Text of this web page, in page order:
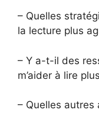
– Quelles
la lecture plus
– Y a-t-il des
m’aider à lire
– Quelles